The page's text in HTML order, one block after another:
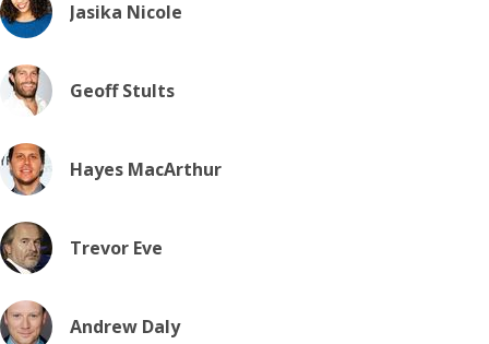
Jasika Nicole
Geoff Stults
Hayes MacArthur
Trevor Eve
Andrew Daly